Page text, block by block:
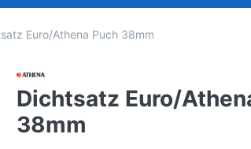
Euro/Athena Puch 38mm
Dichtsatz Euro/
38mm